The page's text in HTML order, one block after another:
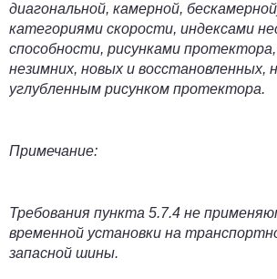
диагональной, камерной,
категориями скорости, индексами
способности, рисунками
незимних, новых и восстановленных,
углубленным рисунком протектора.
Примечание:
Требования пункта 5.7.4 не
временной установки на
запасной шины.